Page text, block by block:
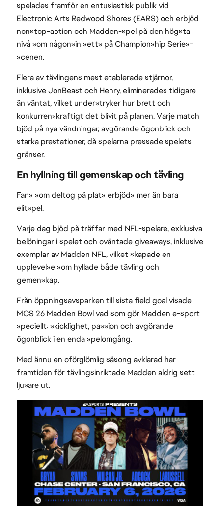
spelades framför en entusiastisk publik vid
Electronic Arts Redwood Shores (EARS) och erbjöd
nonstop-action och Madden-spel på den högsta
nivå som någonsin setts på Championship Series-
scenen.
Flera av tävlingens mest etablerade stjärnor,
inklusive JonBeast och Henry, eliminerades tidigare
än väntat, vilket understryker hur brett och
konkurrenskraftigt det blivit på planen. Varje match
bjöd på nya vändningar, avgörande ögonblick och
starka prestationer, då spelarna pressade spelets
gränser.
En hyllning till gemenskap och tävling
Fans som deltog på plats erbjöds mer än bara
elitspel.
Varje dag bjöd på träffar med NFL-spelare, exklusiva
belöningar i spelet och oväntade giveaways, inklusive
exemplar av Madden NFL, vilket skapade en
upplevelse som hyllade både tävling och
gemenskap.
Från öppningsavsparken till sista field goal visade
MCS 26 Madden Bowl vad som gör Madden e-sport
speciellt: skicklighet, passion och avgörande
ögonblick i en enda spelomgång.
Med ännu en oförglömlig säsong avklarad har
framtiden för tävlingsinriktade Madden aldrig sett
ljusare ut.